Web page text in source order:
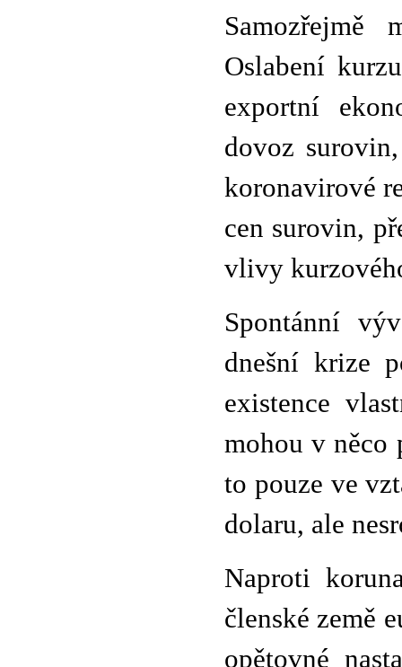
Oslabení
exportní
dovoz
koronavirové
cen surovin,
vlivy
Spontánní
dnešní krize
existence
mohou v něco
to pouze ve
dolaru, ale
Naproti
členské země
opětovné